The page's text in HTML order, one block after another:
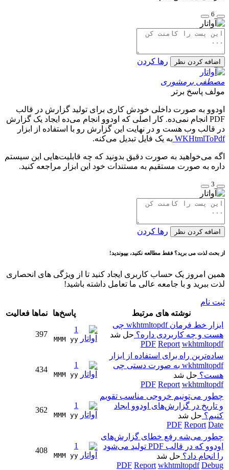
6
اضافه کردن نظر رها کردن
مصطفی برمشوری
مولف پاسخ برتر
اودوو به صورت داخلی خودش کاری برای تولید گزارش در قالب
PDF انجام نمی‌ده. کار اصلی که اودوو انجام می‌ده ایجاد یک گزارش
در قالب وب هست و در نهایت این گزارش رو با استفاده از ابزار
WKHtmlToPdf به یک فایل تبدیل می‌کنه.
اگه می‌خواهید به صورت دقیق بدونید که چه قابلیت‌هایی این سیستم
داره به صورت مستقیم به مستندات خود این ابزار مراجعه کنید.
3
اضافه کردن نظر رها کردن
از بحث لذت می برید؟ فقط مطالعه نکنید، بپیوندید!
همین امروز یک حساب کاربری ایجاد کنید تا از ویژگی های انحصاری
لذت ببرید و با جامعه عالی ما تعامل داشته باشید!
ثبت نام
نوشته های مرتبط
پاسخ‌ها نماها فعالیت
ابزار خط فرمان wkhtmltopdf چی
هست و چه کاربردی داره؟ حل شد
PDF Report wkhtmltopdf
1
MMM yy
397
ساده‌ترین راه برای استفاده از ابزار
wkhtmltopdf به صورت دستی چی
هست؟ حل شد
PDF Report wkhtmltopdf
1
MMM yy
434
چطور می‌تونیم خروجی مناسب تقویم
و تاریخ در گزارش‌های اودوو ایجاد
کنیم؟ حل شد
PDF Report Date
1
MMM yy
362
چطور می‌شه رفع خطای گزارش‌های
اودوو که در قالب PDF تولید می‌شود
را انجام داد؟ حل شد
PDF Report wkhtmltopdf Debug
1
MMM yy
408